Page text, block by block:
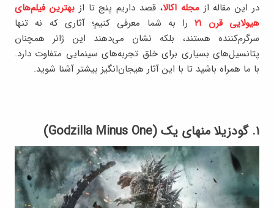
در این مقاله ازمجله اکالا، قصد داریم پنج تا ازبهترین‌ فیلم‌های
هیولایی قرن ۲۱
را به شما معرفی کنیم؛ آثاری که نه تنها
سرگرم‌کننده هستند، بلکه نشان می‌دهند این ژانر همچنان
پتانسیل‌های بسیاری برای خلق تجربه‌های سینمایی متفاوت دارد.
با ما همراه باشید تا با این آثار هیجان‌انگیز بیشتر آشنا شوید.
۱. گودزیلا منهای یک (Godzilla Minus One)